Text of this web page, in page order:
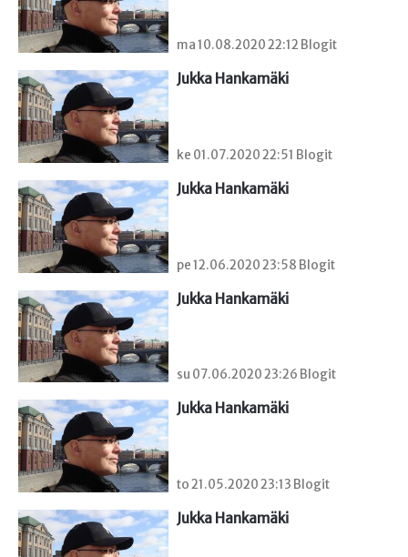
ma 10.08.2020 22:12 Blogit
Jukka Hankamäki
ke 01.07.2020 22:51 Blogit
Jukka Hankamäki
pe 12.06.2020 23:58 Blogit
Jukka Hankamäki
su 07.06.2020 23:26 Blogit
Jukka Hankamäki
to 21.05.2020 23:13 Blogit
Jukka Hankamäki